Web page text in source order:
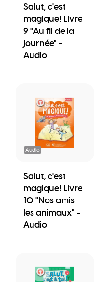
Salut, c'est
magique! Livre
9 "Au fil de la
journée" -
Audio
Audio
Salut, c'est
magique! Livre
10 "Nos amis
les animaux" -
Audio